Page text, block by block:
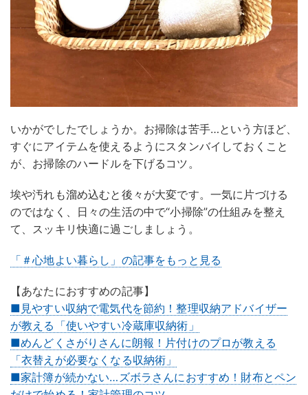
いかがでしたでしょうか。お掃除は苦手…という方ほど、
すぐにアイテムを使えるようにスタンバイしておくこと
が、お掃除のハードルを下げるコツ。
埃や汚れも溜め込むと後々が大変です。一気に片づける
のではなく、日々の生活の中で“小掃除”の仕組みを整え
て、スッキリ快適に過ごしましょう。
「＃心地よい暮らし」の記事をもっと見る
【あなたにおすすめの記事】
■見やすい収納で電気代を節約！整理収納アドバイザー
が教える「使いやすい冷蔵庫収納術」
■めんどくさがりさんに朗報！片付けのプロが教える
「衣替えが必要なくなる収納術」
■家計簿が続かない…ズボラさんにおすすめ！財布とペン